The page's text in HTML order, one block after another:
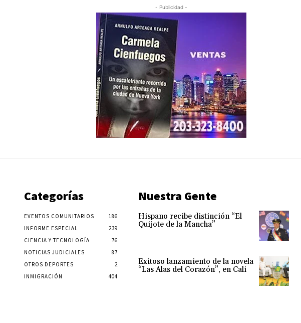
- Publicidad -
Categorías
EVENTOS COMUNITARIOS
186
INFORME ESPECIAL
239
CIENCIA Y TECNOLOGÍA
76
NOTICIAS JUDICIALES
87
OTROS DEPORTES
2
INMIGRACIÓN
404
Nuestra Gente
Hispano recibe distinción “El
Quijote de la Mancha”
Exitoso lanzamiento de la novela
“Las Alas del Corazón”, en Cali